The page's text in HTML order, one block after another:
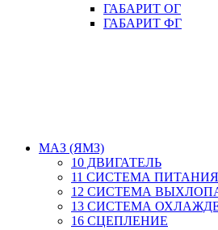
ГАБАРИТ ОГ
ГАБАРИТ ФГ
МАЗ (ЯМЗ)
10 ДВИГАТЕЛЬ
11 СИСТЕМА ПИТАНИЯ
12 СИСТЕМА
13 СИСТЕМА
16 СЦЕПЛЕНИЕ